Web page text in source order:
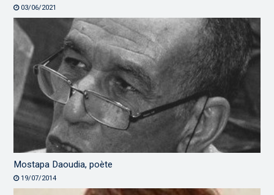
03/06/2021
Mostapa Daoudia, poète
19/07/2014